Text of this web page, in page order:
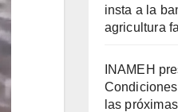
insta a la
agricultura
INAMEH
las